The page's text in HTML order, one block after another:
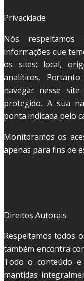
Privacidade
Nós
informações que
os sites: local,
analíticos.
navegar nesse
protegido. A sua
ponta indicada pelo
Monitoramos os
apenas para fins de
Direitos Autorais
Respeitamos todos
também encontra
Todo o conteúdo
mantidas